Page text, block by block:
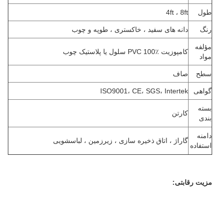
طول 4ft ، 8ft
رنگ دانه های سفید ، خاکستری ، طوپه و چوب
مؤلفه
مواد
کامپوزیت PVC 100٪ سلول یا پلاستیک چوب
سطح صاف
گواهی ISO9001، CE، SGS، Intertek
بسته
بندی
کارتن
دامنه
استفاده
گاراژ ، اتاق ذخیره سازی ، زیرزمین ، لباسشویی
مزیت رقابتی: